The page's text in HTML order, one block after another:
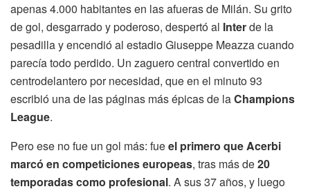
apenas 4.000 habitantes en las afueras de Milán. Su grito
de gol, desgarrado y poderoso, despertó al Interde la
pesadilla y encendió al estadio Giuseppe Meazza cuando
parecía todo perdido. Un zaguero central convertido en
centrodelantero por necesidad, que en el minuto 93
escribió una de las páginas más épicas de laChampions
League.
Pero ese no fue un gol más: fueel primero que Acerbi
marcó en competiciones europeas, tras más de20
temporadas como profesional. A sus 37 años, y luego